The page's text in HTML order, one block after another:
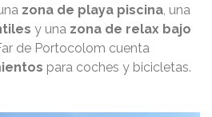
zona de playa piscina, una
y una zona de relax bajo
de Portocolom cuenta
para coches y bicicletas.